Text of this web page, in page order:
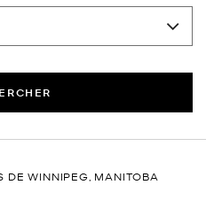
DE WINNIPEG, MANITOBA